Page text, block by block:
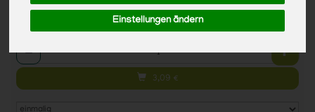
Einstellungen ändern
Glas
3,09 €